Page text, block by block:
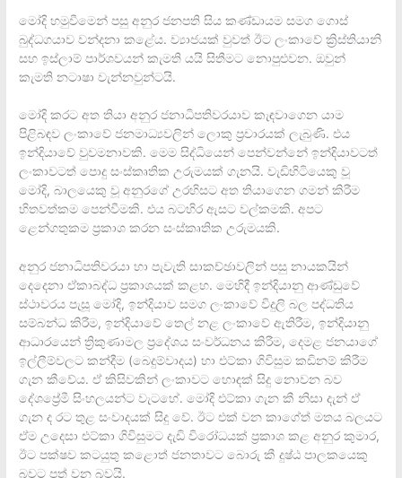
මෝදි හමුවීමෙන් පසු අනුර ජනපති සිය කණ්ඩායම සමග ගොස්
බුද්ධගයාව වන්දනා කළේය. ව්‍යාජයක් වුවත් ඊට ලංකාවේ ක්‍රිස්තියානි
සහ ඉස්ලාම් පාර්ශවයන් කැමති යයි සිතීමට නොපුළුවන. ඔවුන්
කැමති නටාෂා වැන්නවුන්ටයි.
මෝදි කරට අත තියා අනුර ජනාධිපතිවරයාව කැඳවාගෙන යාම
පිළිබඳව ලංකාවේ ජනමාධ්‍යවලින් ලොකු ප්‍රචාරයක් ලැබුණි. එය
ඉන්දියාවේ වුවමනාවකි. මෙම සිද්ධියෙන් පෙන්වන්නේ ඉන්දියාවටත්
ලංකාවටත් පොදු සංස්කෘතික උරුමයක් ගැනයි. වැඩිහිටියෙකු වූ
මෝදි, බාලයෙකු වූ අනුරගේ උරහිසට අත තියාගෙන ගමන් කිරීම
හිතවත්කම පෙන්වීමකි. එය බටහිර ඇසට වල්කමකි. අපට
ළෙන්ගතුකම ප්‍රකාශ කරන සංස්කෘතික උරුමයකි.
අනුර ජනාධිපතිවරයා හා පැවැති සාකච්ඡාවලින් පසු නායකයින්
දෙදෙනා ඒකාබද්ධ ප්‍රකාශයක් කළහ. මෙහිදී ඉන්දියානු ආණ්ඩුවේ
ස්ථාවරය පැසූ මෝදි, ඉන්දියාව සමග ලංකාවේ විදුලි බල පද්ධතිය
සම්බන්ධ කිරීම, ඉන්දියාවේ තෙල් නළ ලංකාවේ ඇතිරීම, ඉන්දියානු
ආධාරයෙන් ත්‍රිකුණාමල ප්‍රදේශය සංවර්ධනය කිරීම, දෙමළ ජනයාගේ
ඉල්ලීම්වලට කන්දීම (බෙදුම්වාදය) හා එට්කා ගිවිසුම කඩිනම් කිරීම
ගැන කීවේය. ඒ කිසිවකින් ලංකාවට හොඳක් සිදු නොවන බව
දේශප්‍රේමී සිංහලයන්ට වැටහේ. මෝදි එට්කා ගැන කී නිසා දැන් ඒ
ගැන ද රට තුළ සංවාදයක් සිදු වේ. ඊට එක් වන කාගේත් මතය බලයට
ඒම උදෙසා එට්කා ගිවිසුමට දැඩි විරෝධයක් ප්‍රකාශ කළ අනුර කුමාර,
ඊට පක්ෂව කටයුතු කළොත් ජනතාවට බොරු කී දුෂ්ඨ පාලකයෙකු
බවට පත් වන බවයි.